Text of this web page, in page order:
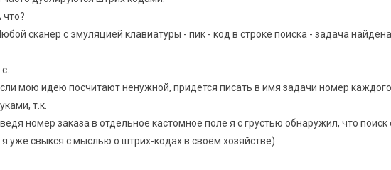
что?
сканер с эмуляцией клавиатуры - пик - код в строке поиска - задача
мою идею посчитают ненужной, придется писать в имя задачи номер каждого
т.к.
номер заказа в отдельное кастомное поле я с грустью обнаружил, что поиск
я уже свыкся с мыслью о штрих-кодах в своём хозяйстве)